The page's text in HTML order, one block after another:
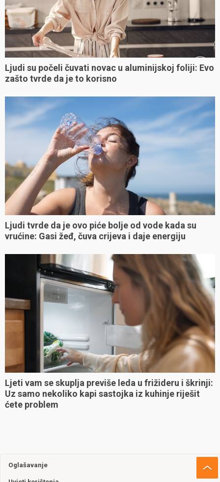
Ljudi su počeli čuvati novac u aluminijskoj foliji: Evo
zašto tvrde da je to korisno
Ljudi tvrde da je ovo piće bolje od vode kada su
vrućine: Gasi žeđ, čuva crijeva i daje energiju
Ljeti vam se skuplja previše leda u frižideru i škrinji:
Uz samo nekoliko kapi sastojka iz kuhinje riješit
ćete problem
Oglašavanje